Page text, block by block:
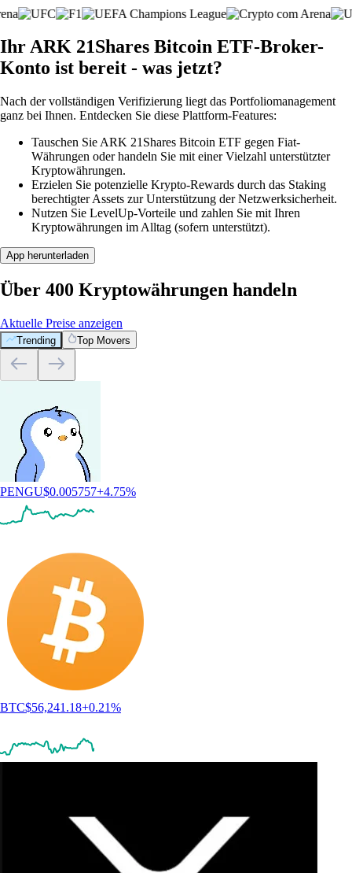
Ihr ARK 21Shares Bitcoin ETF-Broker-
Konto ist bereit - was jetzt?
Nach der vollständigen Verifizierung liegt das Portfoliomanagement
ganz bei Ihnen. Entdecken Sie diese Plattform-Features:
Tauschen Sie ARK 21Shares Bitcoin ETF gegen Fiat-
Währungen oder handeln Sie mit einer Vielzahl unterstützter
Kryptowährungen.
Erzielen Sie potenzielle Krypto-Rewards durch das Staking
berechtigter Assets zur Unterstützung der Netzwerksicherheit.
Nutzen Sie LevelUp-Vorteile und zahlen Sie mit Ihren
Kryptowährungen im Alltag (sofern unterstützt).
App herunterladen
Über 400 Kryptowährungen handeln
Aktuelle Preise anzeigen
Trending Top Movers
PENGU$0.005757+4.75%
BTC$56,241.18+0.21%